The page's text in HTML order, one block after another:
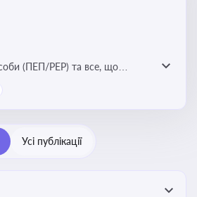
(ПЕП/PEP) та все, що
Усі публікації